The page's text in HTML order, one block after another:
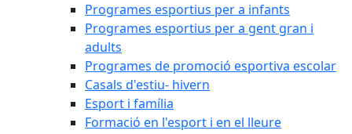
Programes esportius per a infants
Programes esportius per a gent gran i
adults
Programes de promoció esportiva escolar
Casals d'estiu- hivern
Esport i família
Formació en l'esport i en el lleure